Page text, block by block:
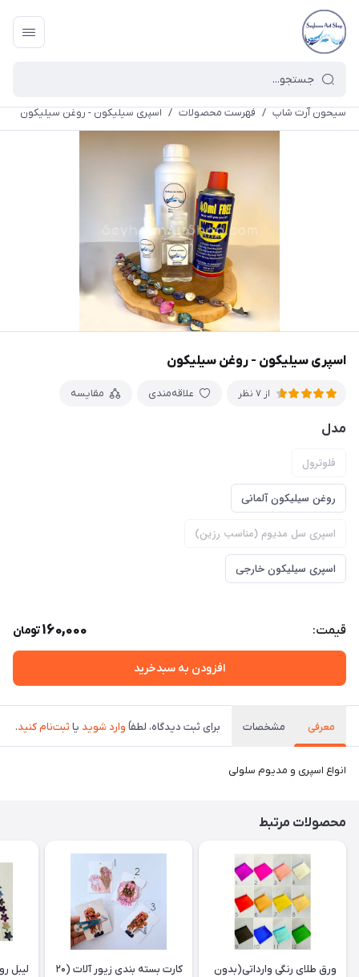
سیحون آرت شاپ / فهرست محصولات / اسپری سیلیکون - روغن سیلیکون
اسپری سیلیکون - روغن سیلیکون
از 7 نظر علاقه‌مندی مقایسه
مدل
فلوترول
روغن سیلیکون آلمانی
اسپری سل مدیوم (مناسب رزین)
اسپری سیلیکون خارجی
قیمت: 160,000تومان
افزودن به سبدخرید
معرفی مشخصات برای ثبت دیدگاه، لطفاً وارد شوید یا ثبت‌نام کنید.
انواع اسپری و مدیوم سلولی
محصولات مرتبط
ورق طلای رنگی وارداتی(بدون
کارت بسته بندی زیور آلات (۲۰
لیبل